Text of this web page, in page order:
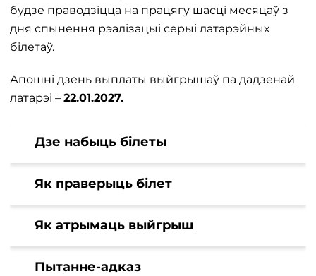
будзе праводзіцца на працягу шасці месяцаў з
дня спынення рэалізацыі серыі латарэйных
білетаў.
Апошні дзень выплаты выйгрышаў па дадзенай
латарэі – 22.01.2027.
Дзе набыць білеты
Як праверыць білет
Як атрымаць выйгрыш
Пытанне-адказ